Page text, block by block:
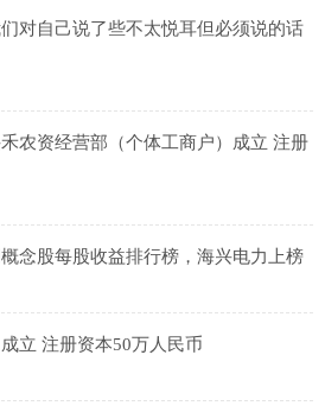
对自己说了些不太悦耳但必须说的话
农资经营部（个体工商户）成立 注册
念股每股收益排行榜，海兴电力上榜
立 注册资本50万人民币